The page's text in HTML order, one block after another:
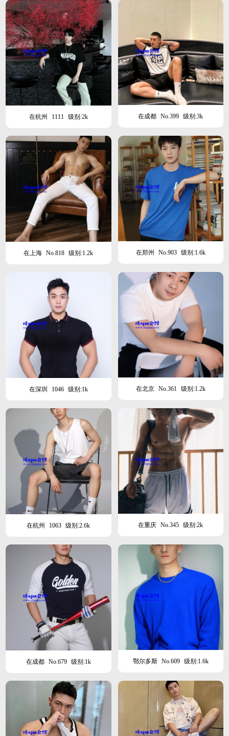
在杭州 1111 级别:2k 在成都 No.399 级别:3k
在上海 No.818 级别:1.2k 在郑州 No.903 级别:1.6k
在深圳 1046 级别:1k 在北京 No.361 级别:1.2k
在杭州 1063 级别:2.6k 在重庆 No.345 级别:2k
在成都 No.679 级别:1k 鄂尔多斯 No.609 级别:1.6k